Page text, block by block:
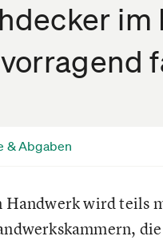
im
& Abgaben
Handwerk wird teils